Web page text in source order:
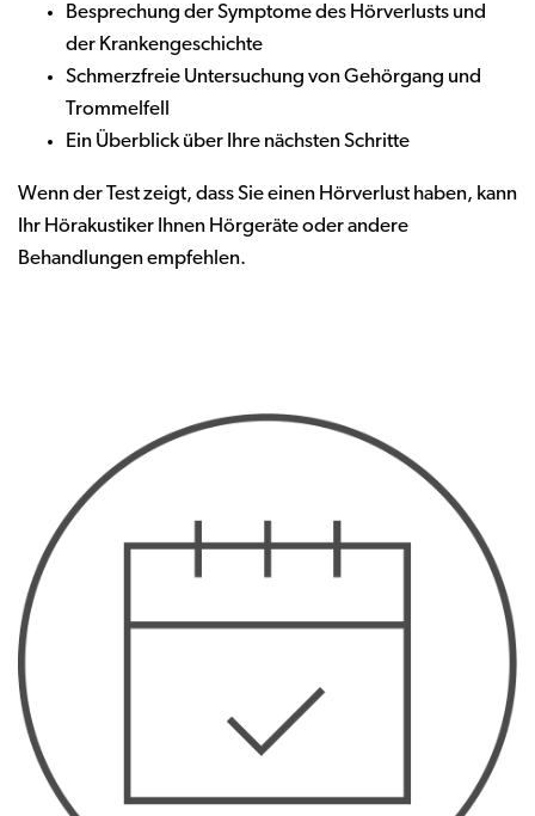
Besprechung der Symptome des Hörverlusts und
der Krankengeschichte
Schmerzfreie Untersuchung von Gehörgang und
Trommelfell
Ein Überblick über Ihre nächsten Schritte
Wenn der Test zeigt, dass Sie einen Hörverlust haben, kann
Ihr Hörakustiker Ihnen Hörgeräte oder andere
Behandlungen empfehlen.